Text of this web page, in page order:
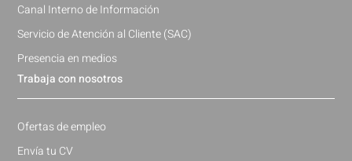
Trabaja con nosotros
Ofertas de empleo
Envía tu CV
Canal Interno de Información
Servicio de Atención al Cliente (SAC)
Presencia en medios